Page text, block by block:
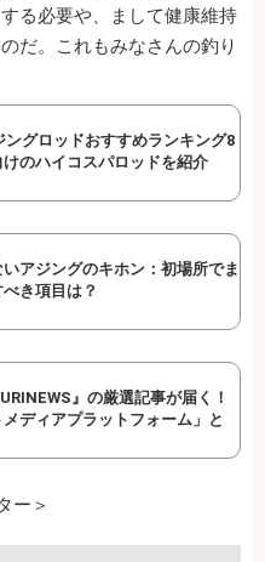
る必要や、まして健康維持
だ。これもみなさんの釣り
ングロッドおすすめランキング8
のハイコスパロッドを紹介
アジングのキホン：初場所でま
き項目は？
』の厳選記事が届く！
メディアプラットフォーム」と
ー＞